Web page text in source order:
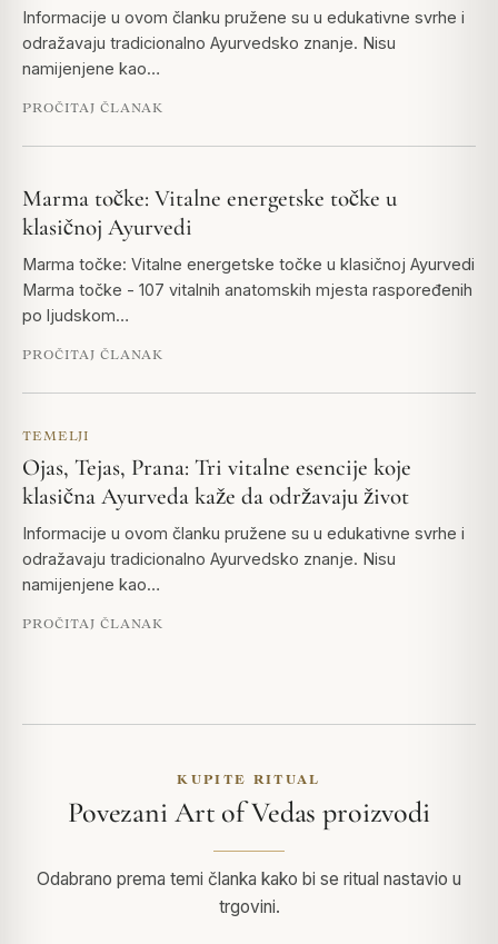
Informacije u ovom članku pružene su u edukativne svrhe i
odražavaju tradicionalno Ayurvedsko znanje. Nisu
namijenjene kao…
PROČITAJ ČLANAK
Marma točke: Vitalne energetske točke u
klasičnoj Ayurvedi
Marma točke: Vitalne energetske točke u klasičnoj Ayurvedi
Marma točke - 107 vitalnih anatomskih mjesta raspoređenih
po ljudskom…
PROČITAJ ČLANAK
TEMELJI
Ojas, Tejas, Prana: Tri vitalne esencije koje
klasična Ayurveda kaže da održavaju život
Informacije u ovom članku pružene su u edukativne svrhe i
odražavaju tradicionalno Ayurvedsko znanje. Nisu
namijenjene kao…
PROČITAJ ČLANAK
KUPITE RITUAL
Povezani Art of Vedas proizvodi
Odabrano prema temi članka kako bi se ritual nastavio u
trgovini.